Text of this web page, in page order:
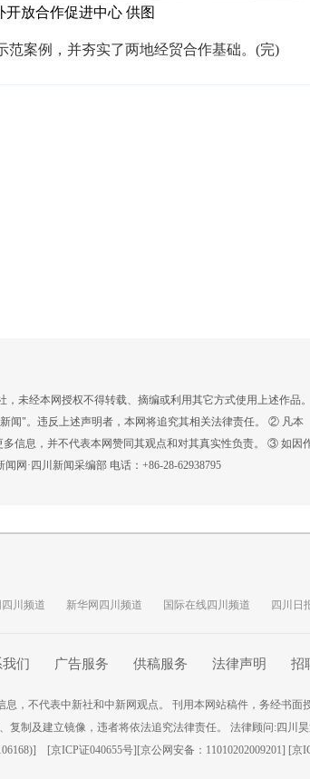
放合作促进中心 供图
案例，并夯实了两地经贸合作基础。(完)
未经本网授权不得转载、摘编或利用其它方式使用上述作品。
闻"。违反上述声明者，本网将追究其相关法律责任。 ② 凡本
信息，并不代表本网赞同其观点和对其真实性负责。 ③ 如因
网·四川新闻采编部 电话：+86-28-62938795
四川频道 新华网四川频道 国际在线四川频道 四川日
们 广告服务 供稿服务 法律声明 招
息，不代表中新社和中新网观点。 刊用本网站稿件，务经书面授
复制及建立镜像，违者将依法追究法律责任。 法律顾问:四川昊
] [京ICP证040655号][京公网安备：11010202009201] [京